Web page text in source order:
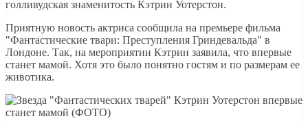
голливудская знаменитость Кэтрин Уотерстон.
Приятную новость актриса сообщила на премьере фильма
"Фантастические твари: Преступления Гриндевальда" в
Лондоне. Так, на мероприятии Кэтрин заявила, что впервые
станет мамой. Хотя это было понятно гостям и по размерам ее
животика.